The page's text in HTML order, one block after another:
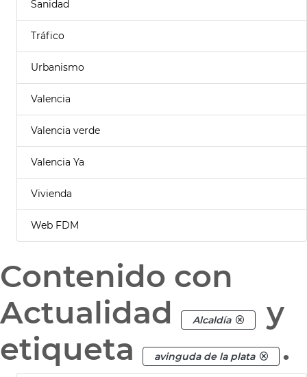
Sanidad
Tráfico
Urbanismo
Valencia
Valencia verde
Valencia Ya
Vivienda
Web FDM
Contenido con
Actualidad
Alcaldía
y
etiqueta
avinguda de la plata .